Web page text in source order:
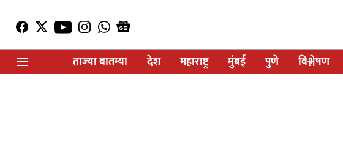
ताज्या बातम्या
देश महाराष्ट्र मुंबई पुणे विश्लेषण